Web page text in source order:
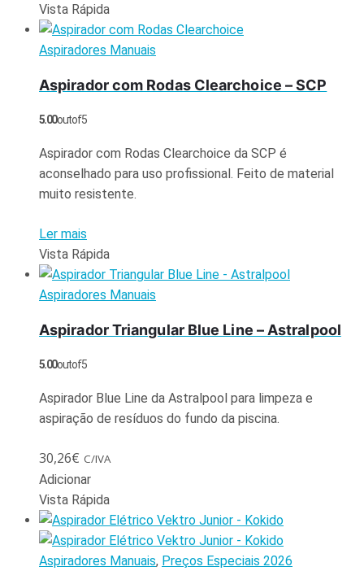
Vista Rápida
Aspiradores Manuais
Aspirador com Rodas Clearchoice – SCP
5.00out of 5
Aspirador com Rodas Clearchoice da SCP é
aconselhado para uso profissional. Feito de material
muito resistente.
Ler mais
Vista Rápida
Aspiradores Manuais
Aspirador Triangular Blue Line – Astralpool
5.00out of 5
Aspirador Blue Line da Astralpool para limpeza e
aspiração de resíduos do fundo da piscina.
30,26€ C/IVA
Adicionar
Vista Rápida
Aspiradores Manuais, Preços Especiais 2026